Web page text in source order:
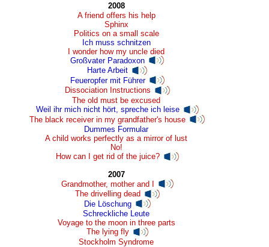
2008
A friend offers his help
Sphinx
Politics on a small scale
Ich muss schnitzen
I wonder how my uncle died
Großvater Paradoxon
Harte Arbeit
Feueropfer mit Führer
Dissociation Instructions
The old must be excused
Weil ihr mich nicht hört, spreche ich leise
The black receiver in my grandfather's house
Dummes Formular
A child works perfectly as a mirror of lust
No!
How can I get rid of the juice?
2007
Grandmother, mother and I
The drivelling dead
Die Löschung
Schreckliche Leute
Voyage to the moon in three parts
The lying fly
Stockholm Syndrome